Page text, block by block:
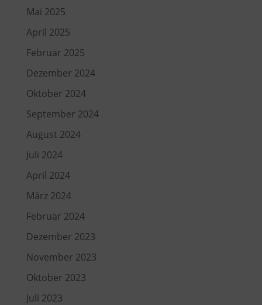
Mai 2025
April 2025
Februar 2025
Dezember 2024
Oktober 2024
September 2024
August 2024
Juli 2024
April 2024
März 2024
Februar 2024
Dezember 2023
November 2023
Oktober 2023
Juli 2023